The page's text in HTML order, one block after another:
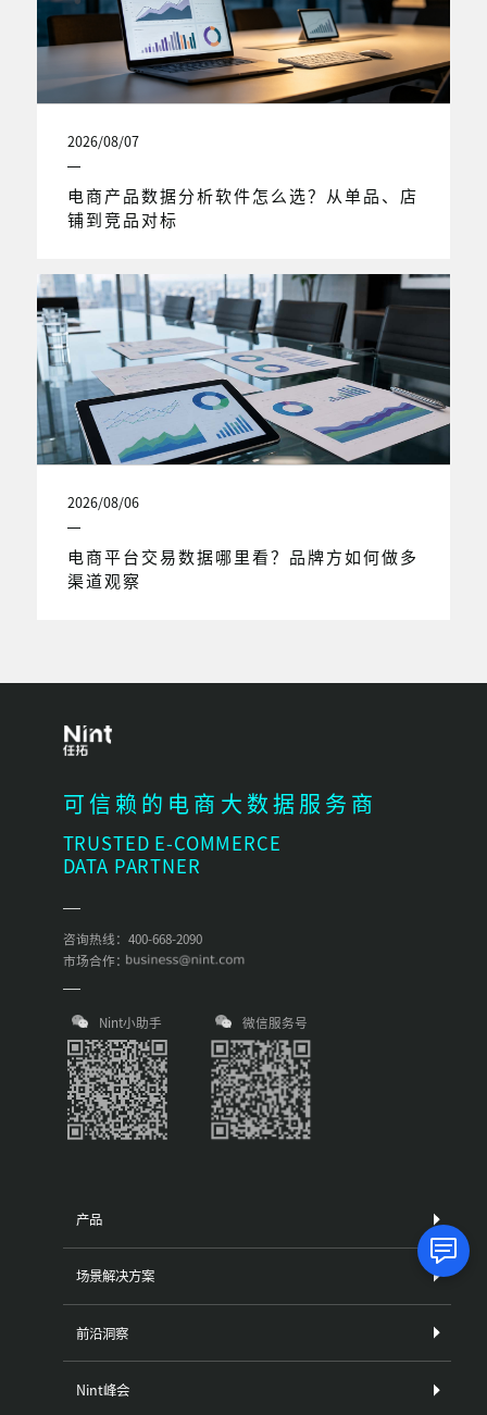
2026/08/07
电商产品数据分析软件怎么选？从单品、店
铺到竞品对标
2026/08/06
电商平台交易数据哪里看？品牌方如何做多
渠道观察
可信赖的电商大数据服务商
TRUSTED E-COMMERCE
DATA PARTNER
咨询热线：400-668-2090
市场合作：
Nint小助手 微信服务号
产品
场景解决方案
前沿洞察
Nint峰会